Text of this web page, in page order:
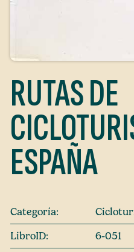
RUTAS DE
ESPAÑA
Categoría:
LibroID:
6-051